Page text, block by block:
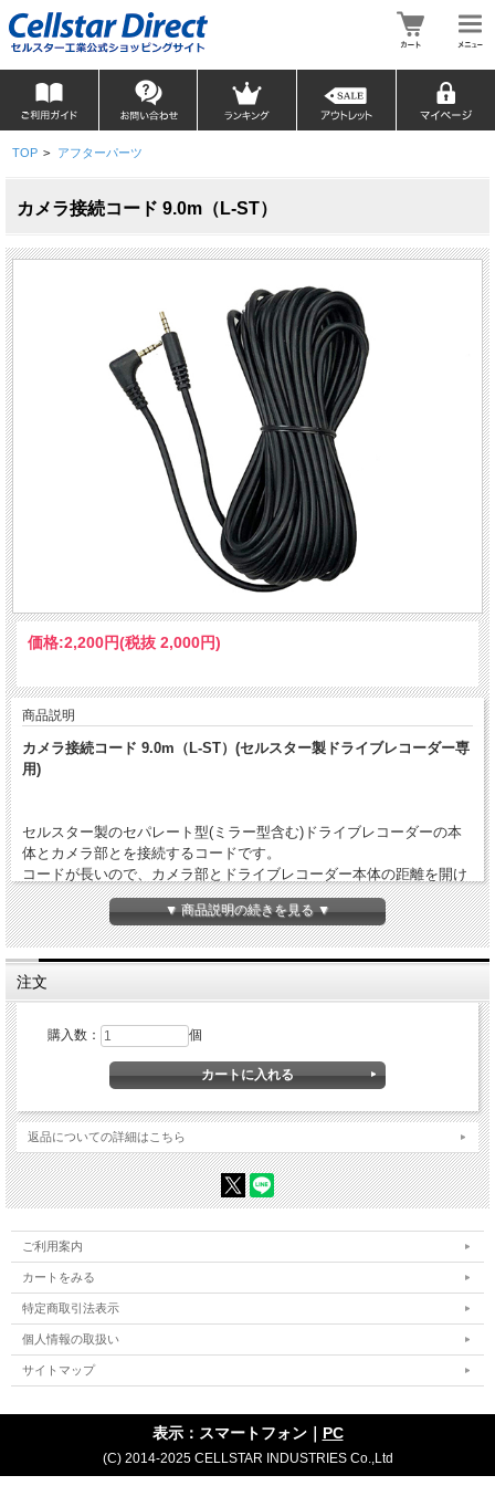
TOP > アフターパーツ
カメラ接続コード 9.0m（L-ST）
価格:2,200円(税抜 2,000円)
商品説明
カメラ接続コード 9.0m（L-ST）(セルスター製ドライブレコーダー専
用)
セルスター製のセパレート型(ミラー型含む)ドライブレコーダーの本
体とカメラ部とを接続するコードです。
コードが長いので、カメラ部とドライブレコーダー本体の距離を開け
て設置する場合に便利です。
＜対応ドライブレコーダー＞
CSD-610FHR/CSD-620FH/CSD-630FH/CSD-790FHG/CS-91FH/CS-
41FH/ CS-32FH/CS-361FHT
CD-30/CS-72FH/CS-52FRW/CS-93FH/CS-33FH/CD-50/CA-D01D/CS-
＜対応デジタルインナーミラー＞
DM-10/CS-1000SM
<対応オプション>
GDO-28/GDO-38/GDO-51
※CSD-610FHR、CSD-790FHG、CS-41FH（コード長違い）は両端が
Ｌ型のコードが付属されています。
[主要諸元]
・コード長 9.0ｍ
▼ 商品説明の続きを見る ▼
注文
購入数： 個
返品についての詳細はこちら
ご利用案内
カートをみる
特定商取引法表示
個人情報の取扱い
サイトマップ
表示：スマートフォン｜ PC
(C) 2014-2025 CELLSTAR INDUSTRIES Co.,Ltd